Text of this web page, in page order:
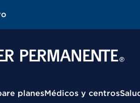
planesMédicos y centros